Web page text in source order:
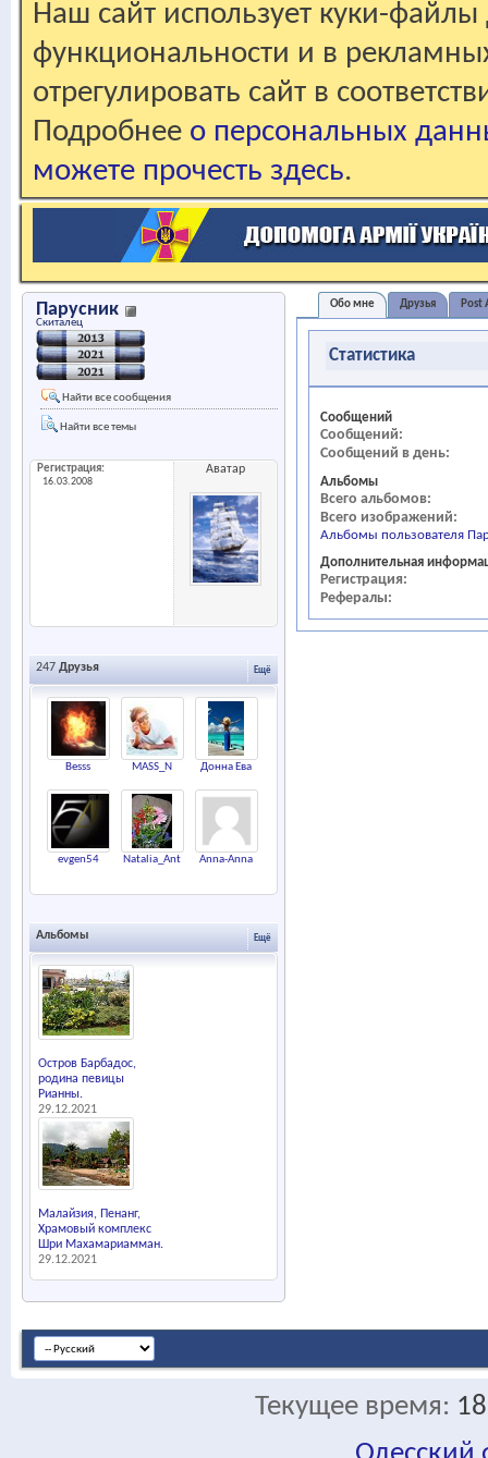
Наш сайт использует куки-файлы
функциональности и в
отрегулировать сайт в
Подробнее о персональных
можете прочесть здесь.
Парусник
Скиталец
Найти все сообщения
Найти все темы
Регистрация
16.03.2008
Аватар
Ещё
247 Друзья
Besss MASS_N Донна Ева
evgen54 Natalia_Ant Anna-Anna
Ещё
Альбомы
Остров Барбадос,
родина певицы
Рианны.
29.12.2021
Малайзия, Пенанг,
Храмовый комплекс
Шри Махамариамман.
29.12.2021
Обо мне Друзья Post
Статистика
Сообщений
Сообщений
Сообщений в день
Альбомы
Всего альбомов
Всего изображений
Альбомы пользователя
Дополнительная
Регистрация
Рефералы
Текущее время: